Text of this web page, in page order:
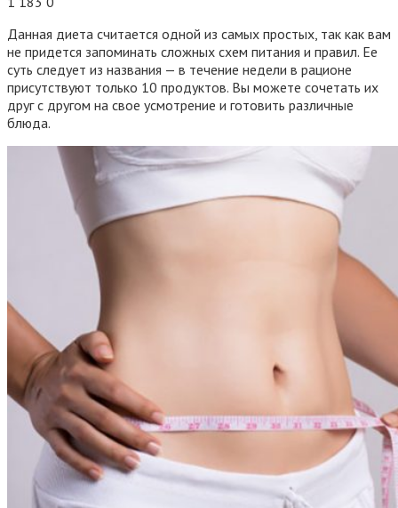
Данная диета считается одной из самых простых, так как вам
не придется запоминать сложных схем питания и правил. Ее
суть следует из названия — в течение недели в рационе
присутствуют только 10 продуктов. Вы можете сочетать их
друг с другом на свое усмотрение и готовить различные
блюда.